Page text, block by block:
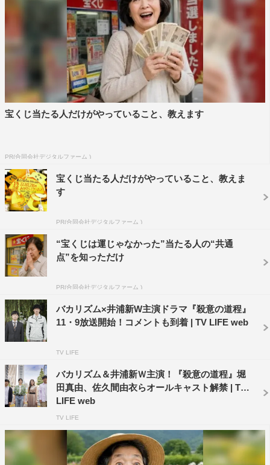
が解禁された。
本作は、ドラマ『素敵な選 TAXI』『住住』、そして「架
空OL日記」など、脚本家としても多彩な作品を手がける
バカリズムのオリジナル脚本作品。復讐というシリアスな
設定の中で、普通の映画やドラマでは省略されるであろ
う、どうでもいい部分をやたら細かくリアルに描く、新感
覚サスペンスコメディだ。
駆け、ポスタービジュアルが解禁。「全ては、復讐のため
に。」というコピーとどこかを見つめる視線から感じられ
るのは、主人公2人が静かに燃やす殺意だ。亡き父親の無
念を一身に背負い、復讐の衝動に駆られる一馬（井浦
新）。対して、冷静を装いながら完全犯罪で復習を果たそ
うと提案する満（バカリズム）。
併せて解禁された予告編では、いとこ同士の満と一馬が復
讐のために共謀し、初めての殺人を成し遂げようと試行錯
誤する姿が緊張感漂う映像とともに描かれていく。さらに
は、キャバクラ嬢・このは（堀田真由）とゆずき（佐久間
由衣）の助けも得て、完全なる復讐を計画するその道程も
少しずつ明かされる。
本格サスペンスを予感させる映像とともに散りばめられた
キーワードやセリフからは、バカリズム脚本ならではの世
い、新感覚サスペンスコメディに注目だ。
＜動画＞
宝くじ当たる人だけがやっていること、教えます
PR(合同会社デジタルファーム )
宝くじ当たる人だけがやっていること、教えま
す
PR(合同会社デジタルファーム )
“宝くじは運じゃなかった”当たる人の“共通
点”を知っただけ
PR(合同会社デジタルファーム )
バカリズム×井浦新W主演ドラマ『殺意の道程』
11・9放送開始！コメントも到着 | TV LIFE web
TV LIFE
バカリズム＆井浦新Ｗ主演！『殺意の道程』堀
田真由、佐久間由衣らオールキャスト解禁 | TV
LIFE web
TV LIFE